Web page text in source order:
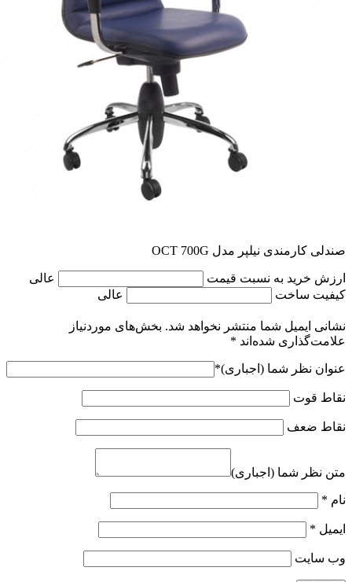
صندلی کارمندی نیلپر مدل OCT 700G
ارزش خرید به نسبت قیمت
عالی
کیفیت ساخت
عالی
نشانی ایمیل شما منتشر نخواهد شد. بخش‌های موردنیاز
علامت‌گذاری شده‌اند *
عنوان نظر شما (اجباری)*
نقاط قوت
نقاط ضعف
متن نظر شما (اجباری)
نام *
ایمیل *
وب‌ سایت